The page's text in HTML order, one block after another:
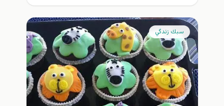
سبك زندگي